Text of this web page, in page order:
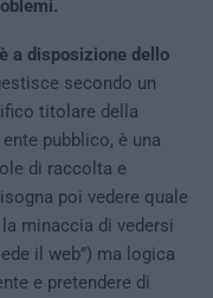
a disposizione dello
secondo un
titolare della
pubblico, è una
di raccolta e
poi vedere quale
minaccia di vedersi
il web”) ma logica
e pretendere di